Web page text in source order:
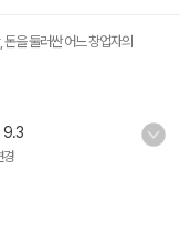
돈을 둘러싼 어느 창업자의
9.3
경